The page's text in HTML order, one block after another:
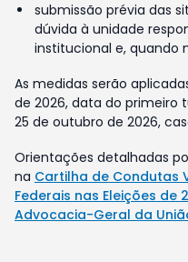
submissão prévia das
dúvida à unidade
institucional e, quando
As medidas serão
de 2026, data do primeiro
25 de outubro de 2026,
Orientações detalhadas
na Cartilha de Condutas
Federais nas Eleições de
Advocacia-Geral da